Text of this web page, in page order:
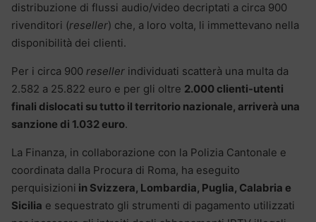
distribuzione di flussi audio/video decriptati a circa 900
rivenditori (reseller) che, a loro volta, li immettevano nella
disponibilità dei clienti.
Per i circa 900 reseller individuati scatterà una multa da
2.582 a 25.822 euro e per gli oltre 2.000 clienti-utenti
finali dislocati su tutto il territorio nazionale, arriverà una
sanzione di 1.032 euro.
La Finanza, in collaborazione con la Polizia Cantonale e
coordinata dalla Procura di Roma, ha eseguito
perquisizioni in Svizzera, Lombardia, Puglia, Calabria e
Sicilia e sequestrato gli strumenti di pagamento utilizzati